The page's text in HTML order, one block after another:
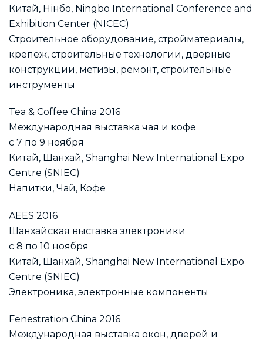
Китай, Нінбо, Ningbo International Conference and
Exhibition Center (NICEC)
Строительное оборудование, стройматериалы,
крепеж, строительные технологии, дверные
конструкции, метизы, ремонт, строительные
инструменты
Tea & Coffee China 2016
Международная выставка чая и кофе
с 7 по 9 ноября
Китай, Шанхай, Shanghai New International Expo
Centre (SNIEC)
Напитки, Чай, Кофе
AEES 2016
Шанхайская выставка электроники
с 8 по 10 ноября
Китай, Шанхай, Shanghai New International Expo
Centre (SNIEC)
Электроника, электронные компоненты
Fenestration China 2016
Международная выставка окон, дверей и